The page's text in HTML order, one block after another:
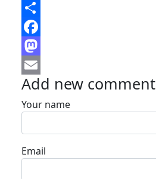
Share
Facebook
Mastodon
Email
Add new comment
Your name
Email